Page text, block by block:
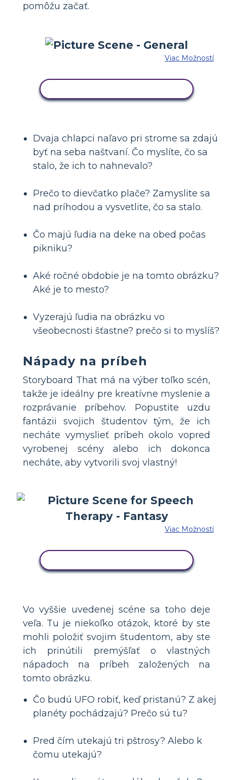
pomôžu začať.
Viac Možností
Dvaja chlapci naľavo pri strome sa zdajú
byť na seba naštvaní. Čo myslíte, čo sa
stalo, že ich to nahnevalo?
Prečo to dievčatko plače? Zamyslite sa
nad príhodou a vysvetlite, čo sa stalo.
Čo majú ľudia na deke na obed počas
pikniku?
Aké ročné obdobie je na tomto obrázku?
Aké je to mesto?
Vyzerajú ľudia na obrázku vo
všeobecnosti šťastne? prečo si to myslíš?
Nápady na príbeh
Storyboard That má na výber toľko scén,
takže je ideálny pre kreatívne myslenie a
rozprávanie príbehov. Popustite uzdu
fantázii svojich študentov tým, že ich
necháte vymyslieť príbeh okolo vopred
vyrobenej scény alebo ich dokonca
necháte, aby vytvorili svoj vlastný!
Viac Možností
Vo vyššie uvedenej scéne sa toho deje
veľa. Tu je niekoľko otázok, ktoré by ste
mohli položiť svojim študentom, aby ste
ich prinútili premýšľať o vlastných
nápadoch na príbeh založených na
tomto obrázku.
Čo budú UFO robiť, keď pristanú? Z akej
planéty pochádzajú? Prečo sú tu?
Pred čím utekajú tri pštrosy? Alebo k
čomu utekajú?